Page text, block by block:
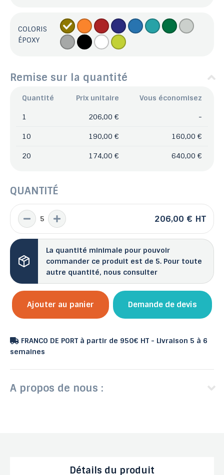
COLORIS
ÉPOXY
Remise sur la quantité
Quantité Prix unitaire Vous économisez
1 206,00 € -
10 190,00 € 160,00 €
20 174,00 € 640,00 €
QUANTITÉ
206,00 € HT
La quantité minimale pour pouvoir
commander ce produit est de 5. Pour toute
autre quantité, nous consulter
Ajouter au panier Demande de devis
FRANCO DE PORT à partir de 950€ HT - Livraison 5 à 6
semaines
A propos de nous :
Détails du produit